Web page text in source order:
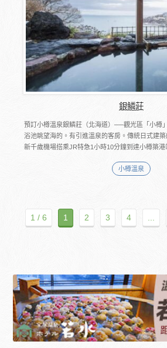
銀鱗莊
預訂小樽溫泉銀鱗莊（北海道）──觀光區「小樽
浴池眺望海的。有引進溫泉的客房。傳統日式建
新千歲機場搭乘JR特急1小時10分鐘到達小樽築港
小樽溫泉
1 / 6 1 2 3 4